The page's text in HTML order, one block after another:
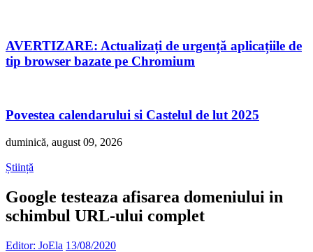
AVERTIZARE: Actualizați de urgență aplicațiile de
tip browser bazate pe Chromium
Povestea calendarului si Castelul de lut 2025
duminică, august 09, 2026
Știință
Google testeaza afisarea domeniului in
schimbul URL-ului complet
Editor: JoEla 13/08/2020